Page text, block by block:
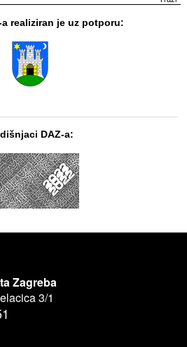
a realiziran je uz potporu:
DAZ-a:
Zagreba
3/1